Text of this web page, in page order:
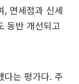
, 면세점과 신세
동반 개선되고
다는 평가다. 주